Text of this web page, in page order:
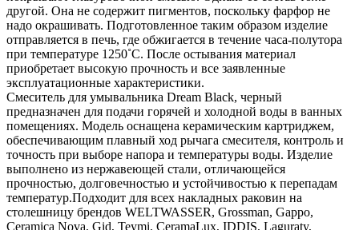
другой. Она не содержит пигментов, поскольку фарфор не
надо окрашивать. Подготовленное таким образом изделие
отправляется в печь, где обжигается в течение часа-полутора
при температуре 1250˚С. После остывания материал
приобретает высокую прочность и все заявленные
эксплуатационные характеристики.
Смеситель для умывальника Dream Black, черный
предназначен для подачи горячей и холодной воды в ванных
помещениях. Модель оснащена керамическим картриджем,
обеспечивающим плавный ход рычага смесителя, контроль и
точность при выборе напора и температуры воды. Изделие
выполнено из нержавеющей стали, отличающейся
прочностью, долговечностью и устойчивостью к перепадам
температур.Подходит для всех накладных раковин на
столешницу брендов WELTWASSER, Grossman, Gappo,
Ceramica Nova, Gid, Teymi, CeramaLux, IDDIS, Laguraty,